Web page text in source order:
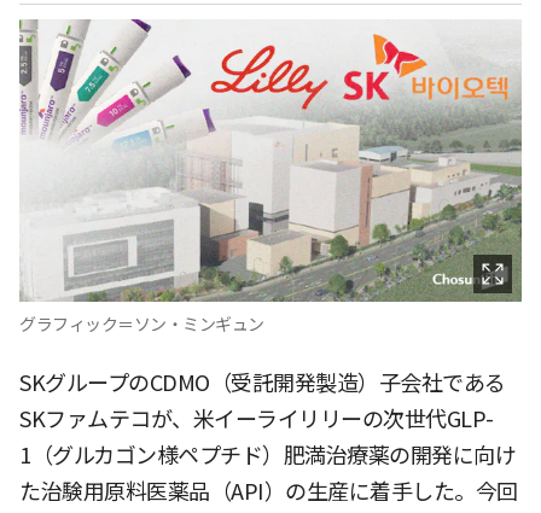
グラフィック＝ソン・ミンギュン
SKグループのCDMO（受託開発製造）子会社である
SKファムテコが、米イーライリリーの次世代GLP-
1（グルカゴン様ペプチド）肥満治療薬の開発に向け
た治験用原料医薬品（API）の生産に着手した。今回